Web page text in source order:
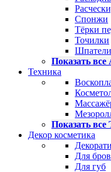
Спонжи
Тёрки
Точилки
Шпатели
Показать все
Техника
Показать все
Декор косметика
Для
Для губ